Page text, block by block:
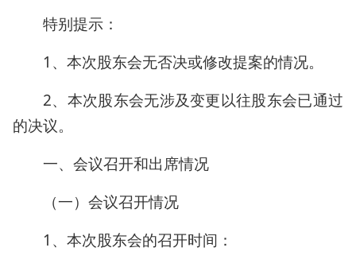
特别提示：
1、本次股东会无否决或修改提案的情况。
2、本次股东会无涉及变更以往股东会已通过
的决议。
一、会议召开和出席情况
（一）会议召开情况
1、本次股东会的召开时间：